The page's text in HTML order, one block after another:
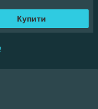
Купити